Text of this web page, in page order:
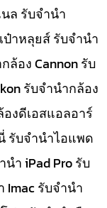
นล รับจำนำ
ป๋าหลุยส์ รับจำนำ
ล้อง Cannon รับ
รับจำนำกล้อง
งดีเอสแอลอาร์
รับจำนำไอแพด
ำ iPad Pro รับ
รับจำนำ